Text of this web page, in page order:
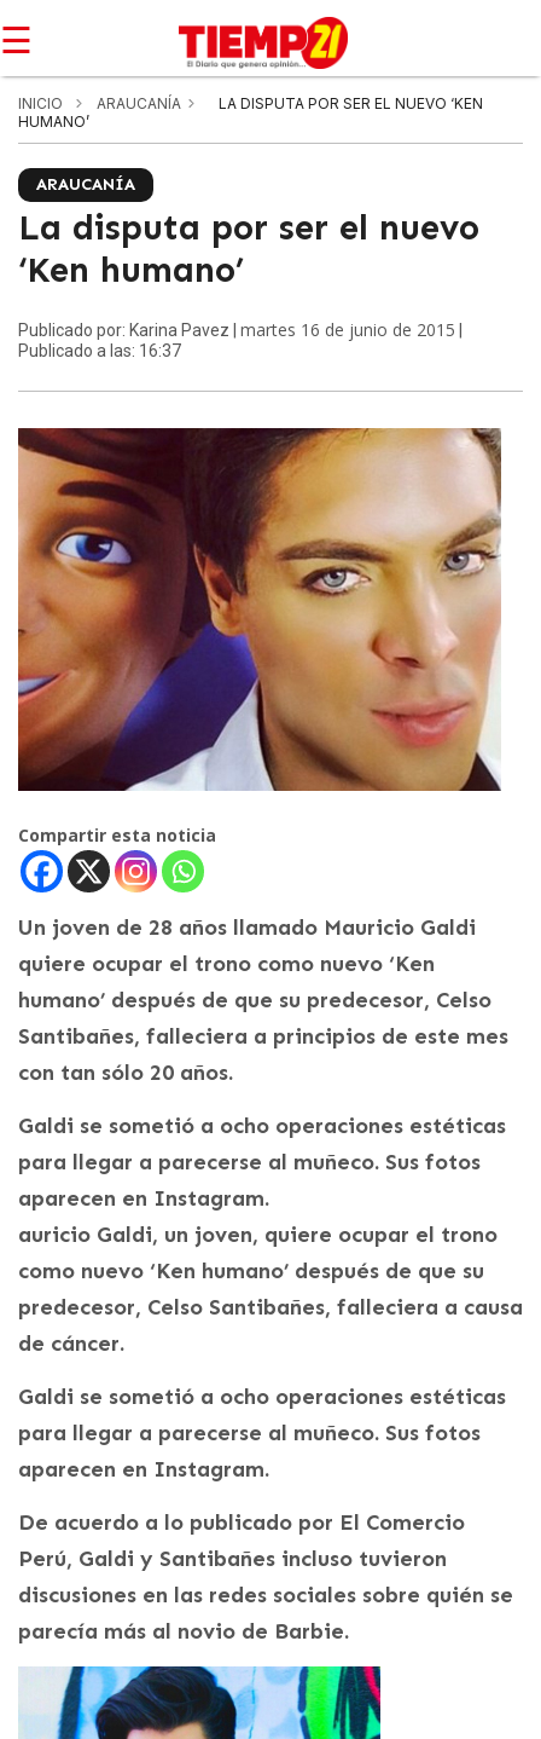
☰
INICIO ARAUCANÍA
LA DISPUTA POR SER EL NUEVO ‘KEN
HUMANO’
ARAUCANÍA
La disputa por ser el nuevo
‘Ken humano’
Publicado por: Karina Pavez | martes 16 de junio de 2015
Publicado a las: 16:37
Compartir esta noticia
Un joven de 28 años llamado Mauricio Galdi
quiere ocupar el trono como nuevo ‘Ken
humano’ después de que su predecesor, Celso
Santibañes, falleciera a principios de este mes
con tan sólo 20 años.
Galdi se sometió a ocho operaciones estéticas
para llegar a parecerse al muñeco. Sus fotos
aparecen en Instagram.
auricio Galdi, un joven, quiere ocupar el trono
como nuevo ‘Ken humano’ después de que su
predecesor, Celso Santibañes, falleciera a causa
de cáncer.
Galdi se sometió a ocho operaciones estéticas
para llegar a parecerse al muñeco. Sus fotos
aparecen en Instagram.
De acuerdo a lo publicado por El Comercio
Perú, Galdi y Santibañes incluso tuvieron
discusiones en las redes sociales sobre quién se
parecía más al novio de Barbie.